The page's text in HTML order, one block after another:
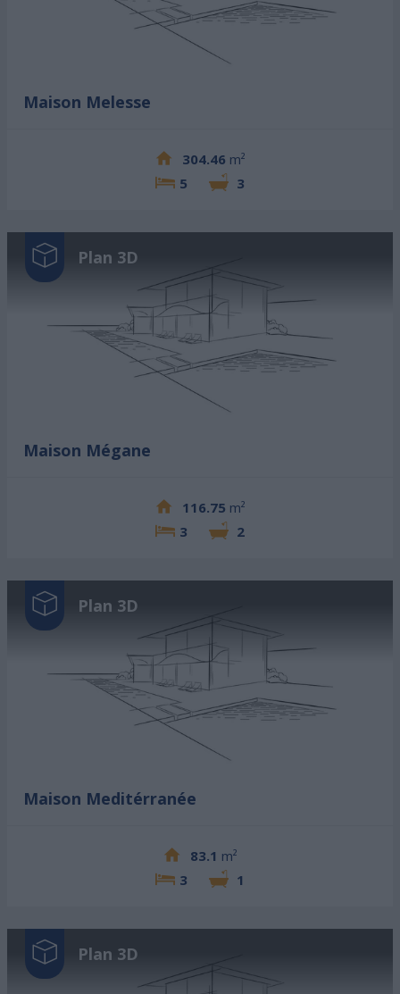
Maison Melesse
304.46 m²
5
3
Plan 3D
Maison Mégane
116.75 m²
3
2
Plan 3D
Maison Meditérranée
83.1 m²
3
1
Plan 3D